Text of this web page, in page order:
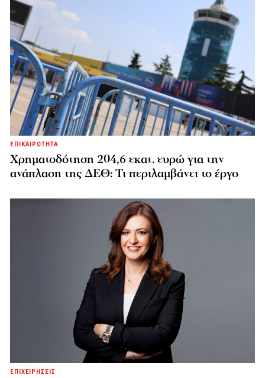
ΕΠΙΚΑΙΡΟΤΗΤΑ
Χρηματοδότηση 204,6 εκατ. ευρώ για την
ανάπλαση της ΔΕΘ: Τι περιλαμβάνει το έργο
ΕΠΙΧΕΙΡΗΣΕΙΣ